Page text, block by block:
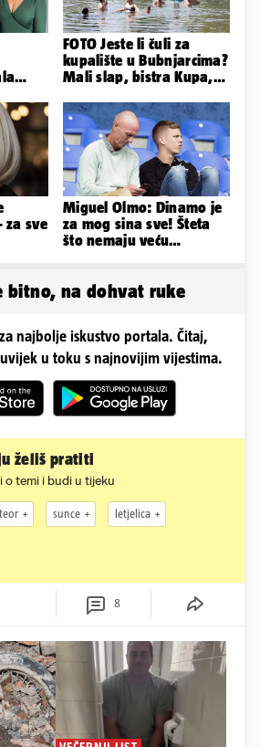
FOTO Jeste li čuli za
kupalište u Bubnjarcima?
Mali slap, bistra Kupa,
idila!
za sve
Miguel Olmo: Dinamo je
za mog sina sve! Šteta
što nemaju veću
bitno, na dohvat ruke
najbolje iskustvo portala. Čitaj,
u toku s najnovijim vijestima.
želiš pratiti
o temi i budi u tijeku
sunce letjelica
8